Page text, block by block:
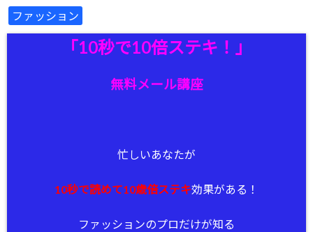
ファッション
「10秒で10倍ステキ！」
無料メール講座
忙しいあなたが
10秒で読めて10歳倍ステキ効果がある！
ファッションのプロだけが知る